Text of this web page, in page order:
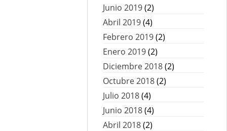
Junio 2019(2)
Abril 2019(4)
Febrero 2019(2)
Enero 2019(2)
Diciembre 2018(2)
Octubre 2018(2)
Julio 2018(4)
Junio 2018(4)
Abril 2018(2)